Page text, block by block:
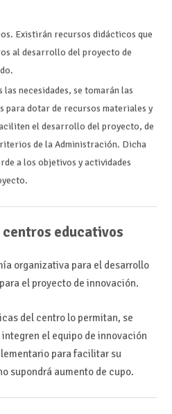
Existirán recursos didácticos que
al desarrollo del proyecto de
las necesidades, se tomarán las
para dotar de recursos materiales y
el desarrollo del proyecto, de
de la Administración. Dicha
a los objetivos y actividades
educativos
organizativa para el desarrollo
el proyecto de innovación.
del centro lo permitan, se
el equipo de innovación
para facilitar su
supondrá aumento de cupo.